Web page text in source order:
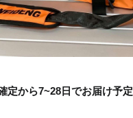
定から7~28日でお届け予定